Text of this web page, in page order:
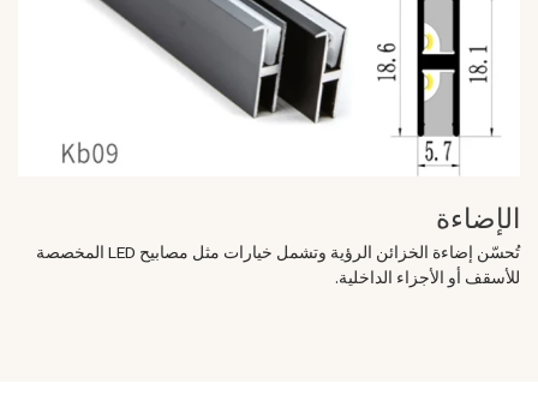
الإضاءة
تُحسّن إضاءة الخزائن الرؤية وتشمل خيارات مثل مصابيح LED المخصصة
للأسقف أو الأجزاء الداخلية.